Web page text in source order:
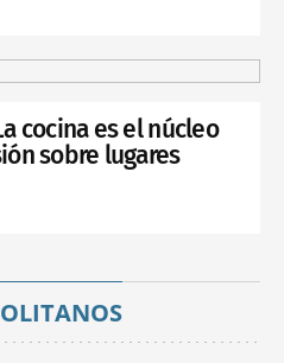
cocina es el núcleo
sobre lugares